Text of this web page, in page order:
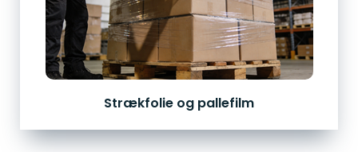
Strækfolie og pallefilm